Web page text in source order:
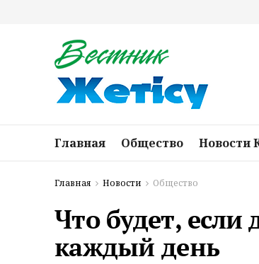
Главная Общество Новости
Главная Новости Общество
Что будет, если
каждый день